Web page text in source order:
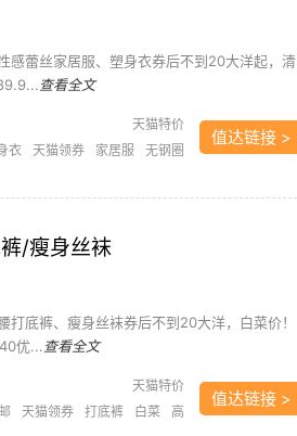
感蕾丝家居服、塑身衣券后不到20大洋起，清
查看全文
天猫特价
衣 天猫领券 家居服
无钢圈
值达链接 >
/瘦身丝袜
底裤、瘦身丝袜券后不到20大洋，白菜价！
优... 查看全文
天猫特价
天猫领券 打底裤 白菜
高
值达链接 >